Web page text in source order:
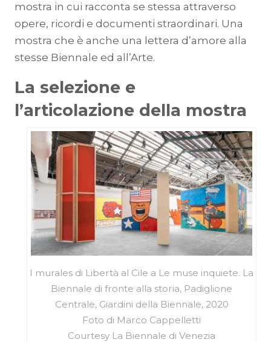
mostra in cui racconta se stessa attraverso
opere, ricordi e documenti straordinari. Una
mostra che è anche una lettera d’amore alla
stesse Biennale ed all’Arte.
La selezione e
l’articolazione della mostra
I murales di Libertà al Cile a Le muse inquiete. La
Biennale di fronte alla storia, Padiglione
Centrale, Giardini della Biennale, 2020
Foto di Marco Cappelletti
Courtesy La Biennale di Venezia